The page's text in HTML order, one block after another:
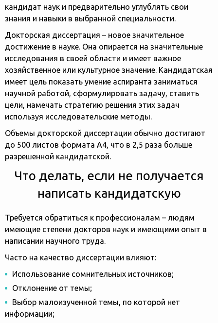
кандидат наук и предварительно углублять свои
знания и навыки в выбранной специальности.
Докторская диссертация – новое значительное
достижение в науке. Она опирается на значительные
исследования в своей области и имеет важное
хозяйственное или культурное значение. Кандидатская
имеет цель показать умение аспиранта заниматься
научной работой, сформулировать задачу, ставить
цели, намечать стратегию решения этих задач
используя исследовательские методы.
Объемы докторской диссертации обычно достигают
до 500 листов формата А4, что в 2,5 раза больше
разрешенной кандидатской.
Что делать, если не получается
написать кандидатскую
Требуется обратиться к профессионалам – людям
имеющие степени докторов наук и имеющими опыт в
написании научного труда.
Часто на качество диссертации влияют:
Использование сомнительных источников;
Отклонение от темы;
Выбор малоизученной темы, по которой нет
информации;